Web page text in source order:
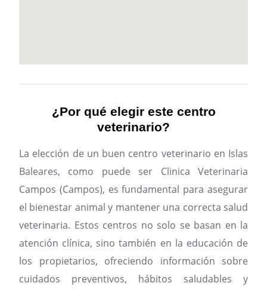
¿Por qué elegir este centro
veterinario?
La elección de un buen centro veterinario en Islas
Baleares, como puede ser Clinica Veterinaria
Campos (Campos), es fundamental para asegurar
el bienestar animal y mantener una correcta salud
veterinaria. Estos centros no solo se basan en la
atención clínica, sino también en la educación de
los propietarios, ofreciendo información sobre
cuidados preventivos, hábitos saludables y